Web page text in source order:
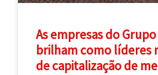
As empresas do
brilham como líderes
de capitalização de